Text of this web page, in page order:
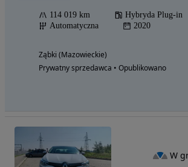
114 019 km
Hybryda Plug-in
Automatyczna
2020
Ząbki (Mazowieckie)
Prywatny sprzedawca • Opublikowano
W